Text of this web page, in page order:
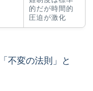
的だが時間的
圧迫が激化
不変の法則」と